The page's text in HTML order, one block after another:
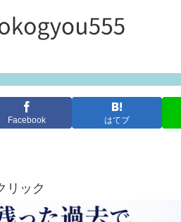
Facebook はてブ
リック